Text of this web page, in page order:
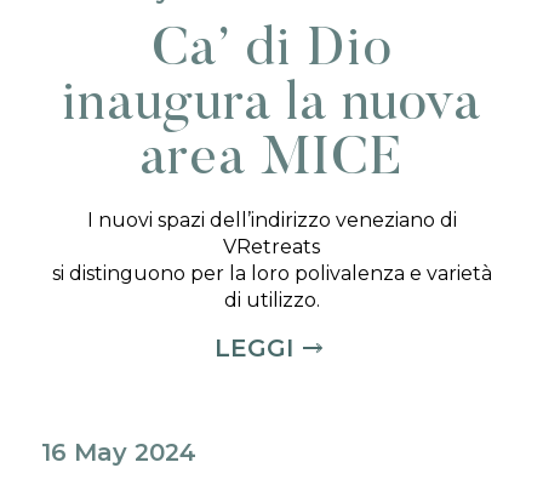
Ca’ di Dio
inaugura la nuova
area MICE
I nuovi spazi dell’indirizzo veneziano di
VRetreats
si distinguono per la loro polivalenza e varietà
di utilizzo.
LEGGI
16 May 2024